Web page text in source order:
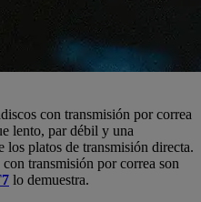
con transmisión por correa
lento, par débil y una
los platos de transmisión directa.
transmisión por correa son
lo demuestra.